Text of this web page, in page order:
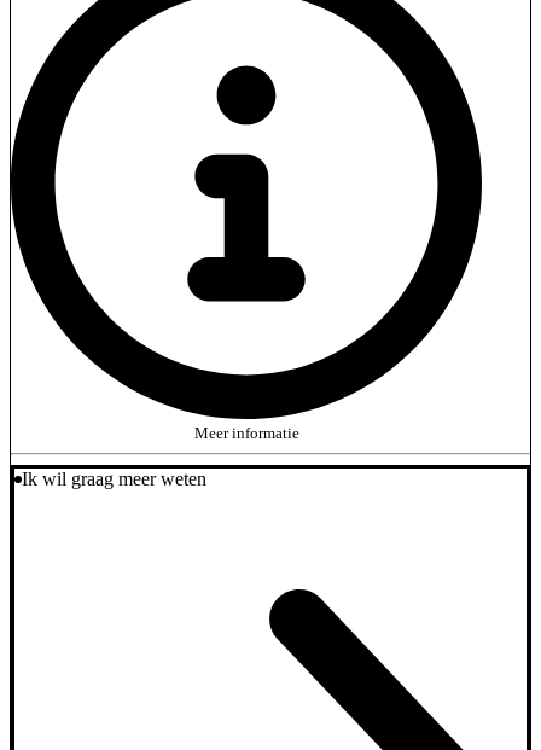
Meer informatie
Ik wil graag meer weten